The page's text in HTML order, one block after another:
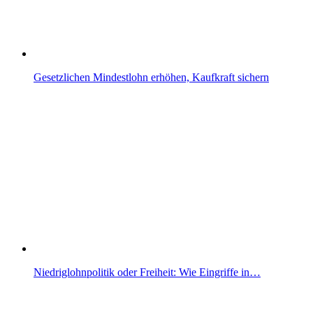
Gesetzlichen Mindestlohn erhöhen, Kaufkraft sichern
Niedriglohnpolitik oder Freiheit: Wie Eingriffe in…